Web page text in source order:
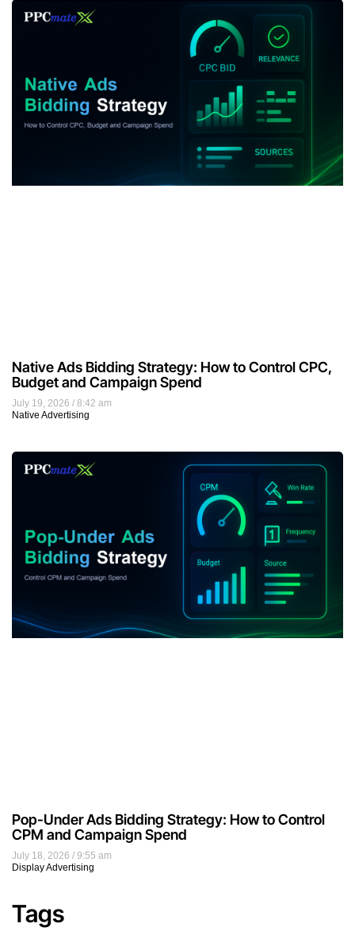
July 19, 2026
8:42 am
Native Advertising
Native Ads Bidding Strategy: How to Control CPC,
Budget and Campaign Spend
July 18, 2026
9:55 am
Display Advertising
Pop-Under Ads Bidding Strategy: How to Control
CPM and Campaign Spend
Tags